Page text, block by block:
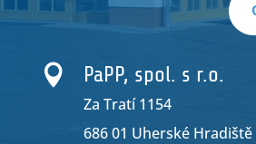
 PaPP, spol. s r.o.
Za Tratí 1154
686 01 Uherské Hradiště